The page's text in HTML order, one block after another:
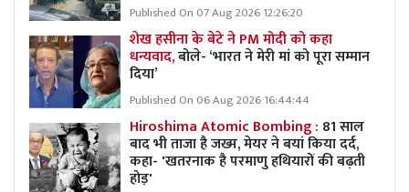
Published On 07 Aug 2026 12:26:20
शेख हसीना के बेटे ने PM मोदी को कहा
धन्यवाद,बोले- ‘भारत ने मेरी मां को पूरा सम्मान
दिया’
Published On 06 Aug 2026 16:44:44
Hiroshima Atomic Bombing : 81 साल
बाद भी ताजा है जख्म, मेयर ने बयां किया दर्द,
कहा- 'खतरनाक है परमाणु हथियारों की बढ़ती
होड़'